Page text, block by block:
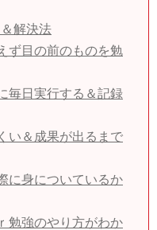
解決法
ず目の前のものを勉
毎日実行する＆記録
い＆成果が出るまで
に身についているか
勉強のやり方がわか